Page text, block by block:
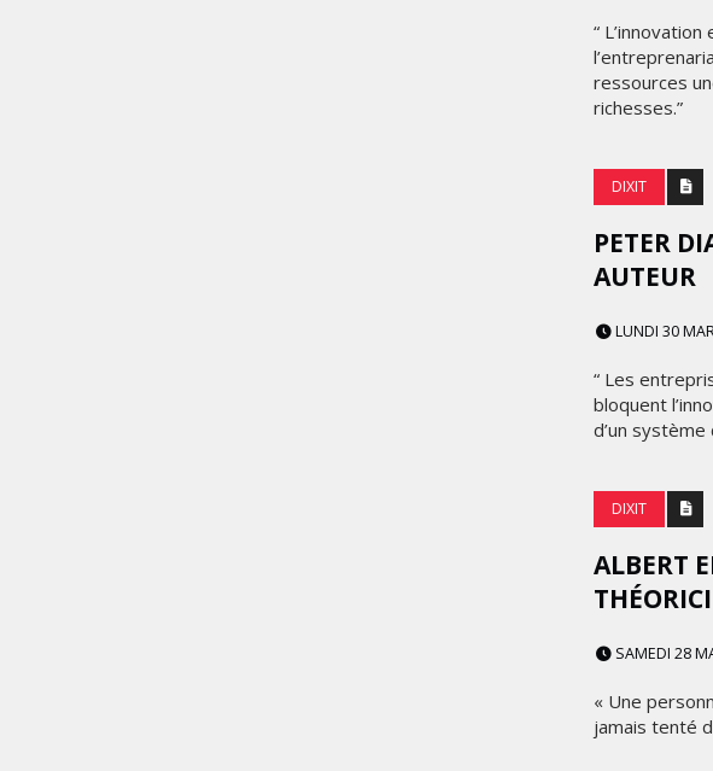
“
ressources
richesses.”
DIXIT
PETER
AUTEUR
LUNDI 30
“ Les
bloquent
d’un
DIXIT
ALBERT
SAMEDI 28
« Une
jamais tenté